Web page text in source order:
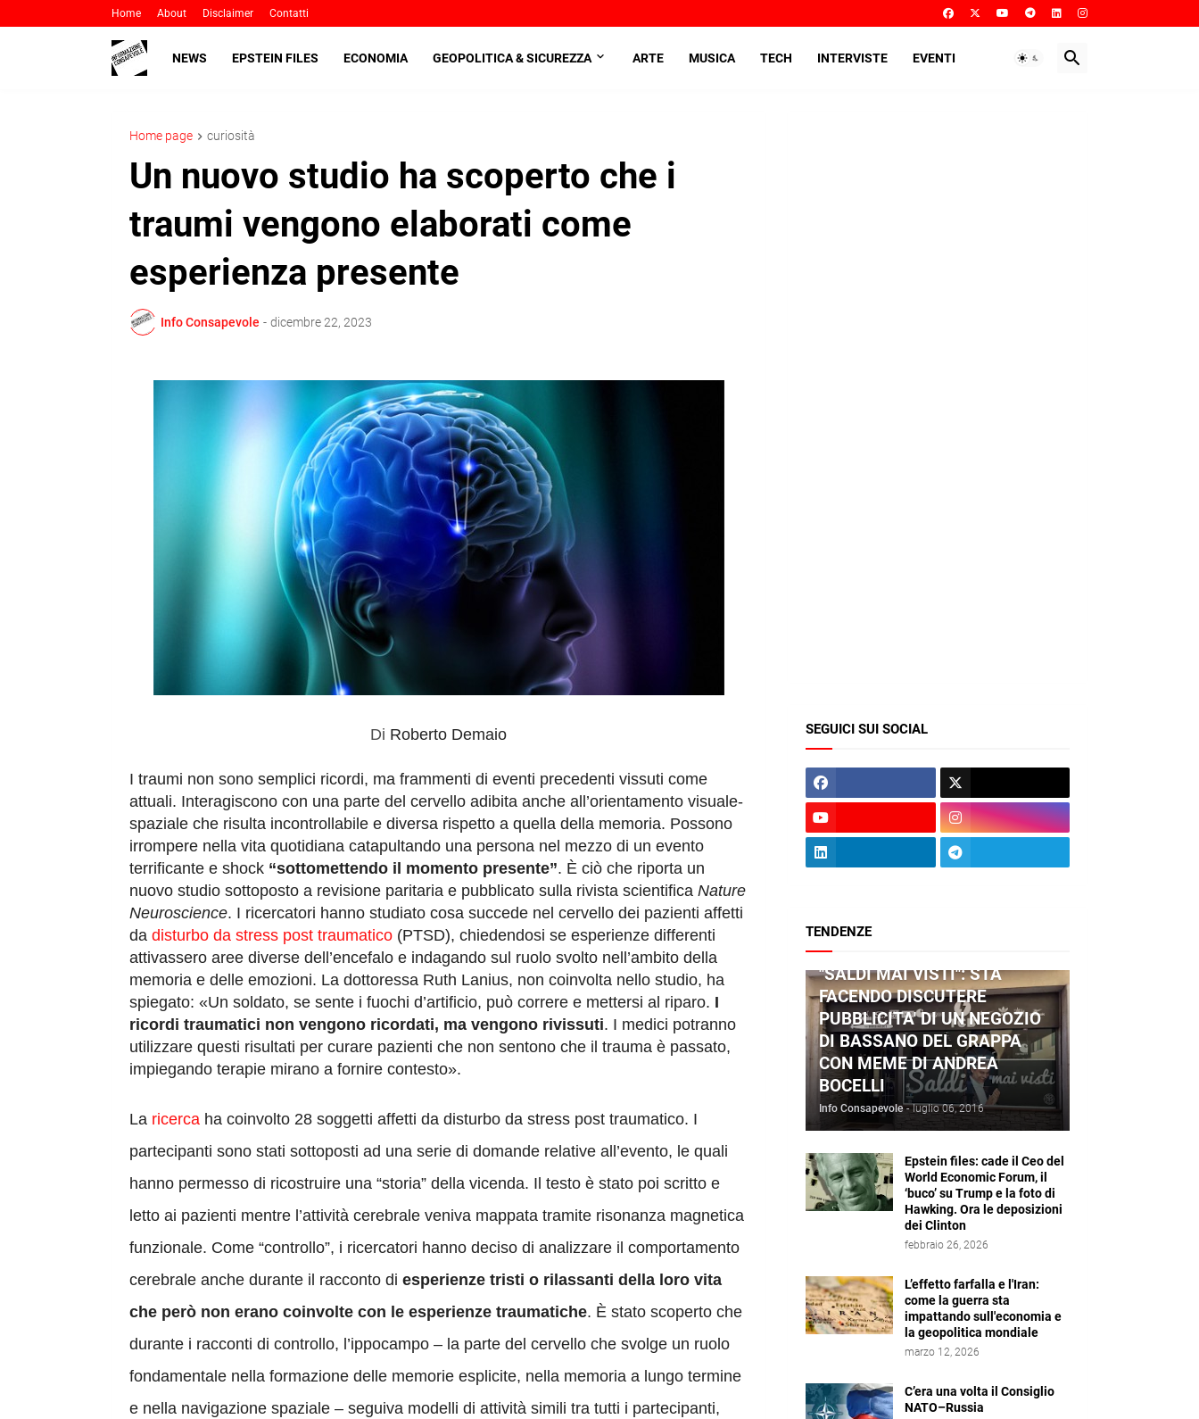
Home About Disclaimer Contatti
NEWS EPSTEIN FILES ECONOMIA GEOPOLITICA & SICUREZZA ARTE MUSICA TECH INTERVISTE EVENTI
Home page curiosità
Un nuovo studio ha scoperto che i
traumi vengono elaborati come
esperienza presente
Info Consapevole - dicembre 22, 2023
Di Roberto Demaio
I traumi non sono semplici ricordi, ma frammenti di eventi precedenti vissuti come
attuali. Interagiscono con una parte del cervello adibita anche all’orientamento visuale-
spaziale che risulta incontrollabile e diversa rispetto a quella della memoria. Possono
irrompere nella vita quotidiana catapultando una persona nel mezzo di un evento
terrificante e shock “sottomettendo il momento presente”. È ciò che riporta un
nuovo studio sottoposto a revisione paritaria e pubblicato sulla rivista scientifica Nature
Neuroscience. I ricercatori hanno studiato cosa succede nel cervello dei pazienti affetti
da disturbo da stress post traumatico (PTSD), chiedendosi se esperienze differenti
attivassero aree diverse dell’encefalo e indagando sul ruolo svolto nell’ambito della
memoria e delle emozioni. La dottoressa Ruth Lanius, non coinvolta nello studio, ha
spiegato: «Un soldato, se sente i fuochi d’artificio, può correre e mettersi al riparo. I
ricordi traumatici non vengono ricordati, ma vengono rivissuti. I medici potranno
utilizzare questi risultati per curare pazienti che non sentono che il trauma è passato,
impiegando terapie mirano a fornire contesto».
La ricerca ha coinvolto 28 soggetti affetti da disturbo da stress post traumatico. I
partecipanti sono stati sottoposti ad una serie di domande relative all’evento, le quali
hanno permesso di ricostruire una “storia” della vicenda. Il testo è stato poi scritto e
letto ai pazienti mentre l’attività cerebrale veniva mappata tramite risonanza magnetica
funzionale. Come “controllo”, i ricercatori hanno deciso di analizzare il comportamento
cerebrale anche durante il racconto di esperienze tristi o rilassanti della loro vita
che però non erano coinvolte con le esperienze traumatiche. È stato scoperto che
durante i racconti di controllo, l’ippocampo – la parte del cervello che svolge un ruolo
fondamentale nella formazione delle memorie esplicite, nella memoria a lungo termine
e nella navigazione spaziale – seguiva modelli di attività simili tra tutti i partecipanti,
SEGUICI SUI SOCIAL
TENDENZE
"SALDI MAI VISTI": STA
FACENDO DISCUTERE
PUBBLICITA' DI UN NEGOZIO
DI BASSANO DEL GRAPPA
CON MEME DI ANDREA
BOCELLI
Info Consapevole - luglio 06, 2016
Epstein files: cade il Ceo del
World Economic Forum, il
‘buco’ su Trump e la foto di
Hawking. Ora le deposizioni
dei Clinton
febbraio 26, 2026
L’effetto farfalla e l'Iran:
come la guerra sta
impattando sull'economia e
la geopolitica mondiale
marzo 12, 2026
C’era una volta il Consiglio
NATO–Russia